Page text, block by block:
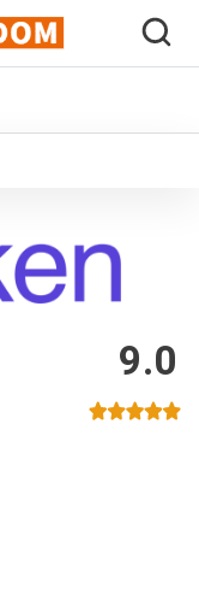
9.0